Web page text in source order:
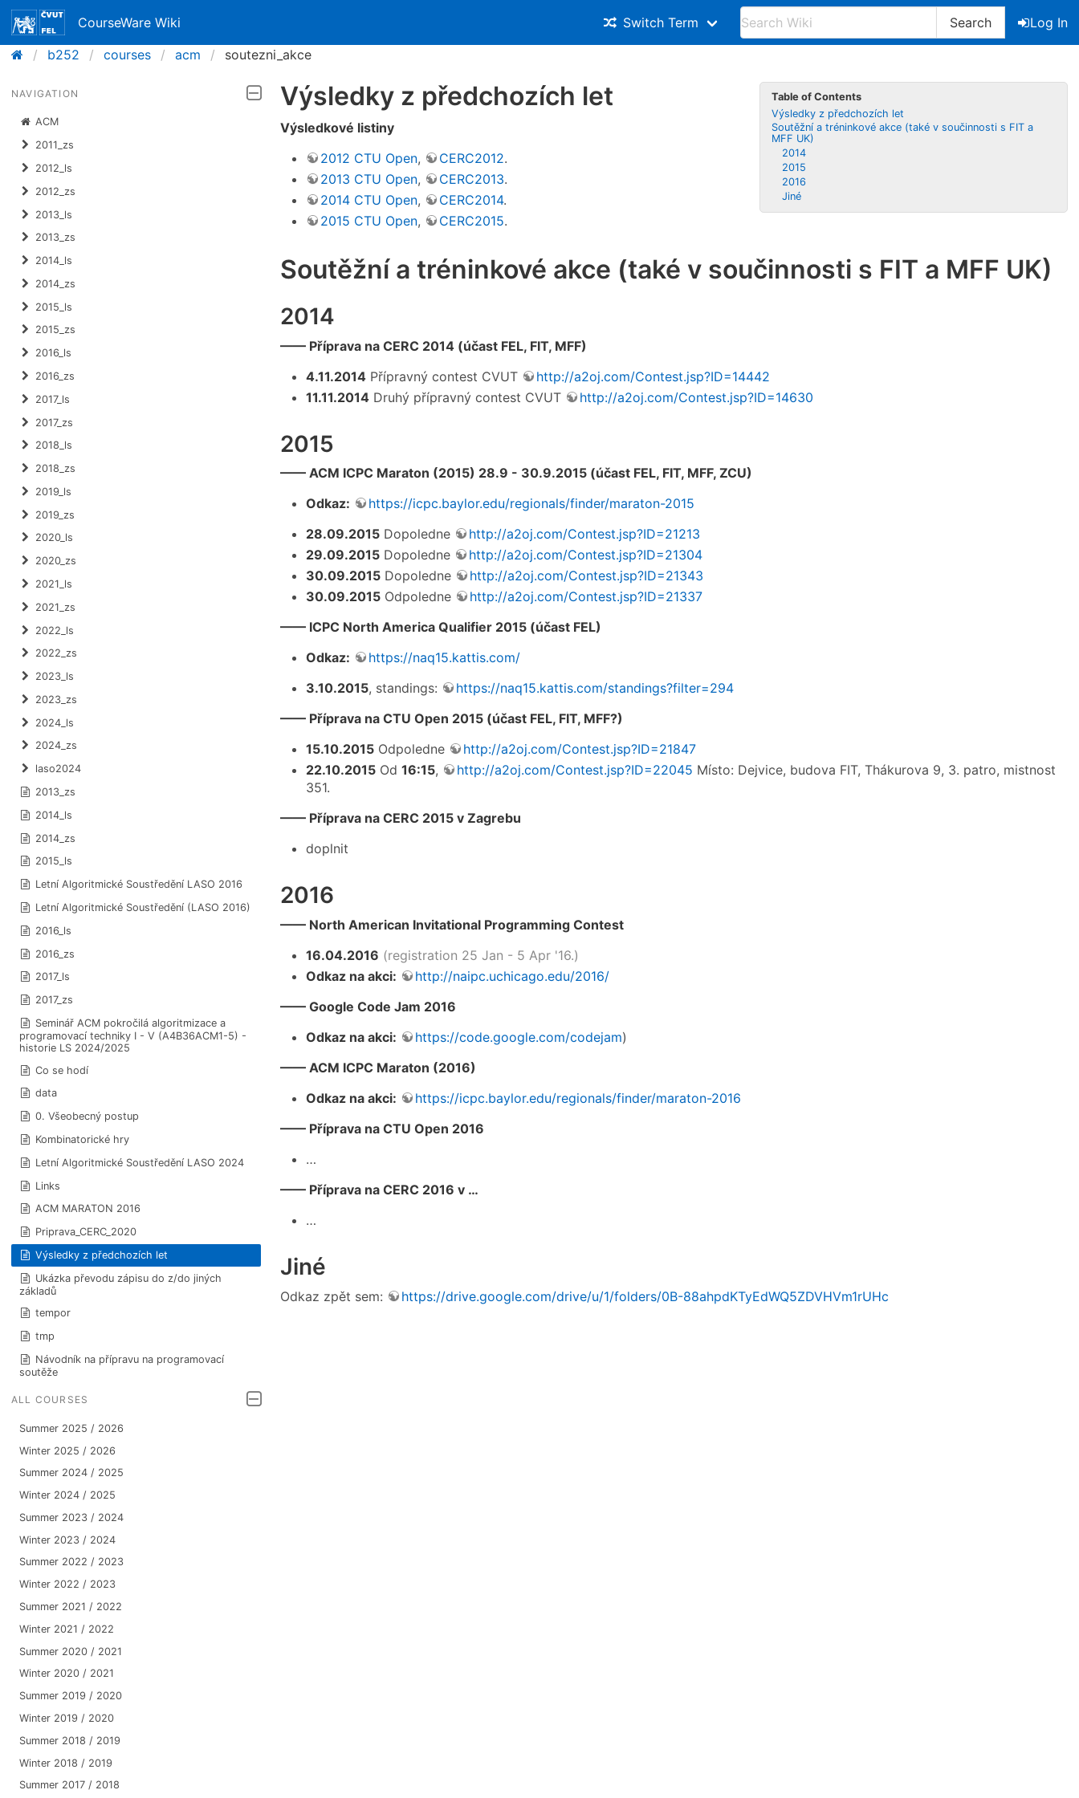
CourseWare Wiki Switch Term Search
Log In
b252
courses acm soutezni_akce
NAVIGATION
ACM
2011_zs
2012_ls
2012_zs
2013_ls
2013_zs
2014_ls
2014_zs
2015_ls
2015_zs
2016_ls
2016_zs
2017_ls
2017_zs
2018_ls
2018_zs
2019_ls
2019_zs
2020_ls
2020_zs
2021_ls
2021_zs
2022_ls
2022_zs
2023_ls
2023_zs
2024_ls
2024_zs
laso2024
2013_zs
2014_ls
2014_zs
2015_ls
Letní Algoritmické Soustředění LASO 2016
Letní Algoritmické Soustředění (LASO 2016)
2016_ls
2016_zs
2017_ls
2017_zs
Seminář ACM pokročilá algoritmizace a
programovací techniky I - V (A4B36ACM1-5) -
historie LS 2024/2025
Co se hodí
data
0. Všeobecný postup
Kombinatorické hry
Letní Algoritmické Soustředění LASO 2024
Links
ACM MARATON 2016
Priprava_CERC_2020
Výsledky z předchozích let
Ukázka převodu zápisu do z/do jiných
základů
tempor
tmp
Návodník na přípravu na programovací
soutěže
ALL COURSES
Summer 2025 / 2026
Winter 2025 / 2026
Summer 2024 / 2025
Winter 2024 / 2025
Summer 2023 / 2024
Winter 2023 / 2024
Summer 2022 / 2023
Winter 2022 / 2023
Summer 2021 / 2022
Winter 2021 / 2022
Summer 2020 / 2021
Winter 2020 / 2021
Summer 2019 / 2020
Winter 2019 / 2020
Summer 2018 / 2019
Winter 2018 / 2019
Summer 2017 / 2018
Table of Contents
Výsledky z předchozích let
Soutěžní a tréninkové akce (také v součinnosti s FIT a
MFF UK)
2014
2015
2016
Jiné
Výsledky z předchozích let
Výsledkové listiny
2012 CTU Open, CERC2012.
2013 CTU Open, CERC2013.
2014 CTU Open, CERC2014.
2015 CTU Open, CERC2015.
Soutěžní a tréninkové akce (také v součinnosti s FIT a MFF UK)
2014
—— Příprava na CERC 2014 (účast FEL, FIT, MFF)
4.11.2014 Přípravný contest CVUT
http://a2oj.com/Contest.jsp?ID=14442
11.11.2014 Druhý přípravný contest CVUT http://a2oj.com/Contest.jsp?ID=14630
2015
—— ACM ICPC Maraton (2015) 28.9 - 30.9.2015 (účast FEL, FIT, MFF, ZCU)
Odkaz:
https://icpc.baylor.edu/regionals/finder/maraton-2015
28.09.2015 Dopoledne
http://a2oj.com/Contest.jsp?ID=21213
29.09.2015 Dopoledne
http://a2oj.com/Contest.jsp?ID=21304
30.09.2015 Dopoledne
http://a2oj.com/Contest.jsp?ID=21343
30.09.2015 Odpoledne
http://a2oj.com/Contest.jsp?ID=21337
—— ICPC North America Qualifier 2015 (účast FEL)
Odkaz:
https://naq15.kattis.com/
3.10.2015, standings:
https://naq15.kattis.com/standings?filter=294
—— Příprava na CTU Open 2015 (účast FEL, FIT, MFF?)
15.10.2015 Odpoledne
http://a2oj.com/Contest.jsp?ID=21847
22.10.2015 Od 16:15, http://a2oj.com/Contest.jsp?ID=22045 Místo: Dejvice, budova FIT, Thákurova 9, 3. patro, mistnost
351.
—— Příprava na CERC 2015 v Zagrebu
doplnit
2016
—— North American Invitational Programming Contest
16.04.2016 (registration 25 Jan - 5 Apr '16.)
Odkaz na akci:
http://naipc.uchicago.edu/2016/
—— Google Code Jam 2016
Odkaz na akci:
https://code.google.com/codejam)
—— ACM ICPC Maraton (2016)
Odkaz na akci:
https://icpc.baylor.edu/regionals/finder/maraton-2016
—— Příprava na CTU Open 2016
…
—— Příprava na CERC 2016 v …
…
Jiné
Odkaz zpět sem: https://drive.google.com/drive/u/1/folders/0B-88ahpdKTyEdWQ5ZDVHVm1rUHc